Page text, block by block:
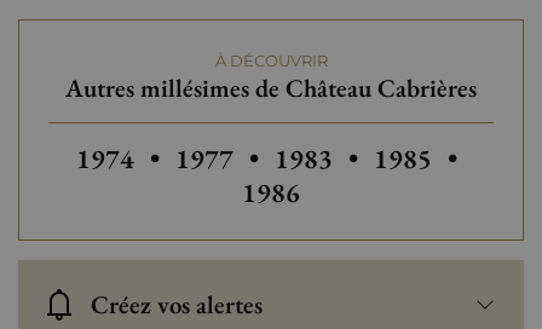
À DÉCOUVRIR
Autres millésimes de Château Cabrières
Autres millésimes de Château Cabrières
1974 • Autres millésimes de Château
1977 • Autres millésimes de
1983 • Autres
1985 •
1986
Créez vos alertes